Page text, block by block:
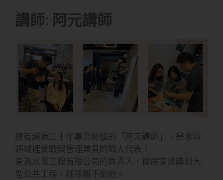
0
油
小
白
也
能
成
大
師
壁
癌
0
0
元
自
的
安
別
讓
K
E
A
二
講師: 阿元講師
擁有超過二十年專業經驗的「阿元講師」，是水電
領域裡實戰與管理兼具的職人代表！
身為水電工程有限公司的負責人，從居家修繕到大
型公共工程，樣樣難不倒他。